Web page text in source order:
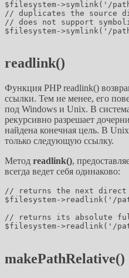
$filesystem->symlink('/
// duplicates the source
// does not support
$filesystem->symlink('/
readlink()
Функция PHP readlink()
ссылки. Тем не менее, его
под Windows и Unix. В
рекурсивно разрешает
найдена конечная цель. В
только следующую ссылку.
Метод readlink(),
всегда ведет себя одинаково:
// returns the next direct
$filesystem->readlink('/
// returns its absolute
$filesystem->readlink('/
makePathRelative()